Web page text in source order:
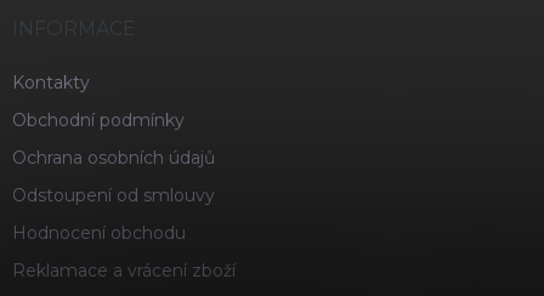
INFORMACE
Kontakty
Obchodní podmínky
Ochrana osobních údajů
Odstoupení od smlouvy
Hodnocení obchodu
Reklamace a vrácení zboží